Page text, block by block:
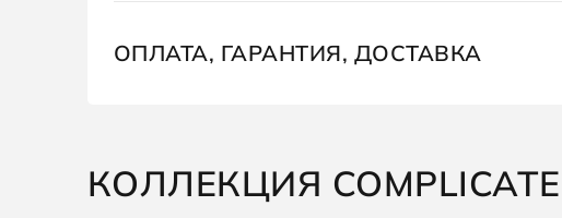
ОПЛАТА, ГАРАНТИЯ, ДОСТАВКА
КОЛЛЕКЦИЯ